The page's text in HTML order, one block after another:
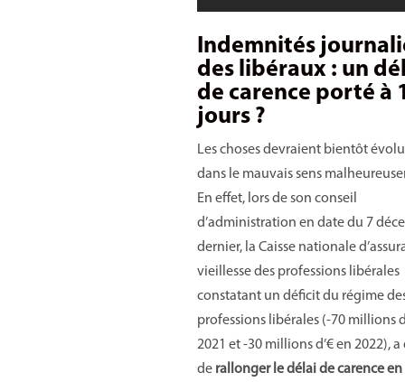
Indemnités
des libéraux : un
de carence porté à
jours ?
Les choses devraient bientôt
dans le mauvais sens
En effet, lors de son conseil
d’administration en date du 7
dernier, la Caisse nationale
vieillesse des professions libérales
constatant un déficit du régime
professions libérales (-70 millions
2021 et -30 millions d’€ en 2022),
de rallonger le délai de carence en